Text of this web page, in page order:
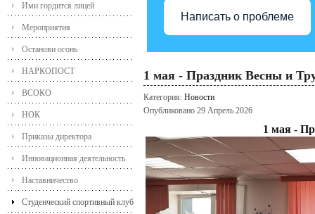
Ими гордится лицей
Мероприятия
Останови огонь
НАРКОПОСТ
ВСОКО
НОК
Приказы директора
Инновационная деятельность
Наставничество
Студенческий спортивный клуб
Написать о проблеме
1 мая - Праздник Весны и
Категория: Новости
Опубликовано 29 Апрель 2026
1 мая -